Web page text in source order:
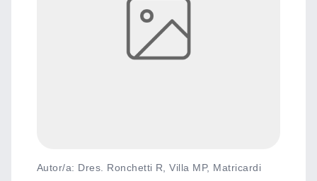
Autor/a: Dres. Ronchetti R, Villa MP, Matricardi